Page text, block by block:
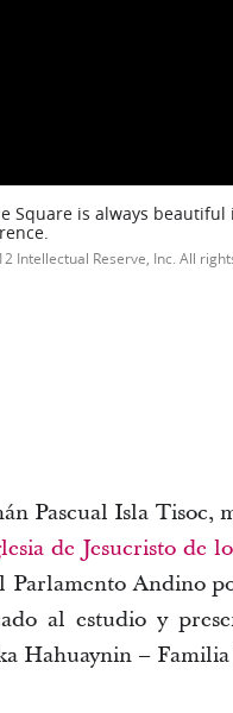
Square is always
Intellectual Reserve, Inc. All
Pascual Isla Tisoc,
de Jesucristo de
Parlamento Andino
al estudio y
Hahuaynin –